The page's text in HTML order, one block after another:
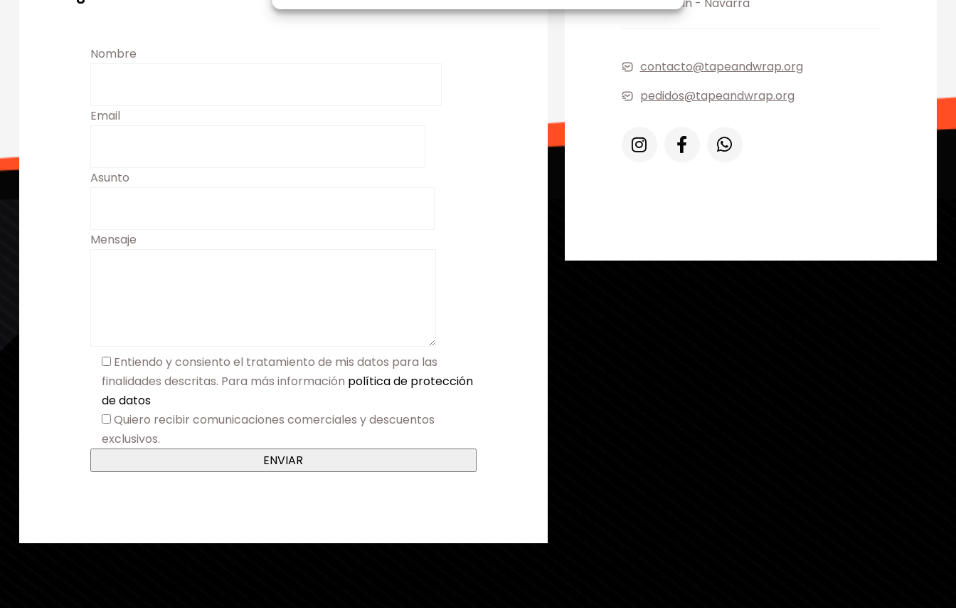
Nombre
Email
Asunto
Mensaje
Entiendo y consiento el tratamiento de mis datos para las
finalidades descritas. Para más información política de protección
de datos
Quiero recibir comunicaciones comerciales y descuentos
exclusivos.
contacto@tapeandwrap.org
pedidos@tapeandwrap.org